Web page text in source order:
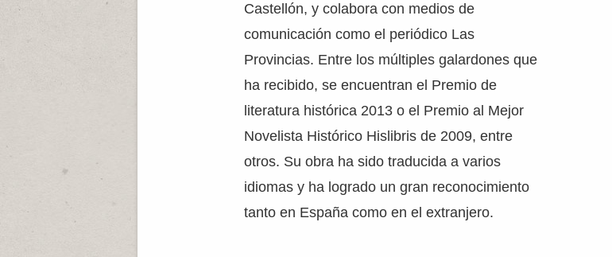
Castellón, y colabora con medios de
comunicación como el periódico Las
Provincias. Entre los múltiples galardones que
ha recibido, se encuentran el Premio de
literatura histórica 2013 o el Premio al Mejor
Novelista Histórico Hislibris de 2009, entre
otros. Su obra ha sido traducida a varios
idiomas y ha logrado un gran reconocimiento
tanto en España como en el extranjero.